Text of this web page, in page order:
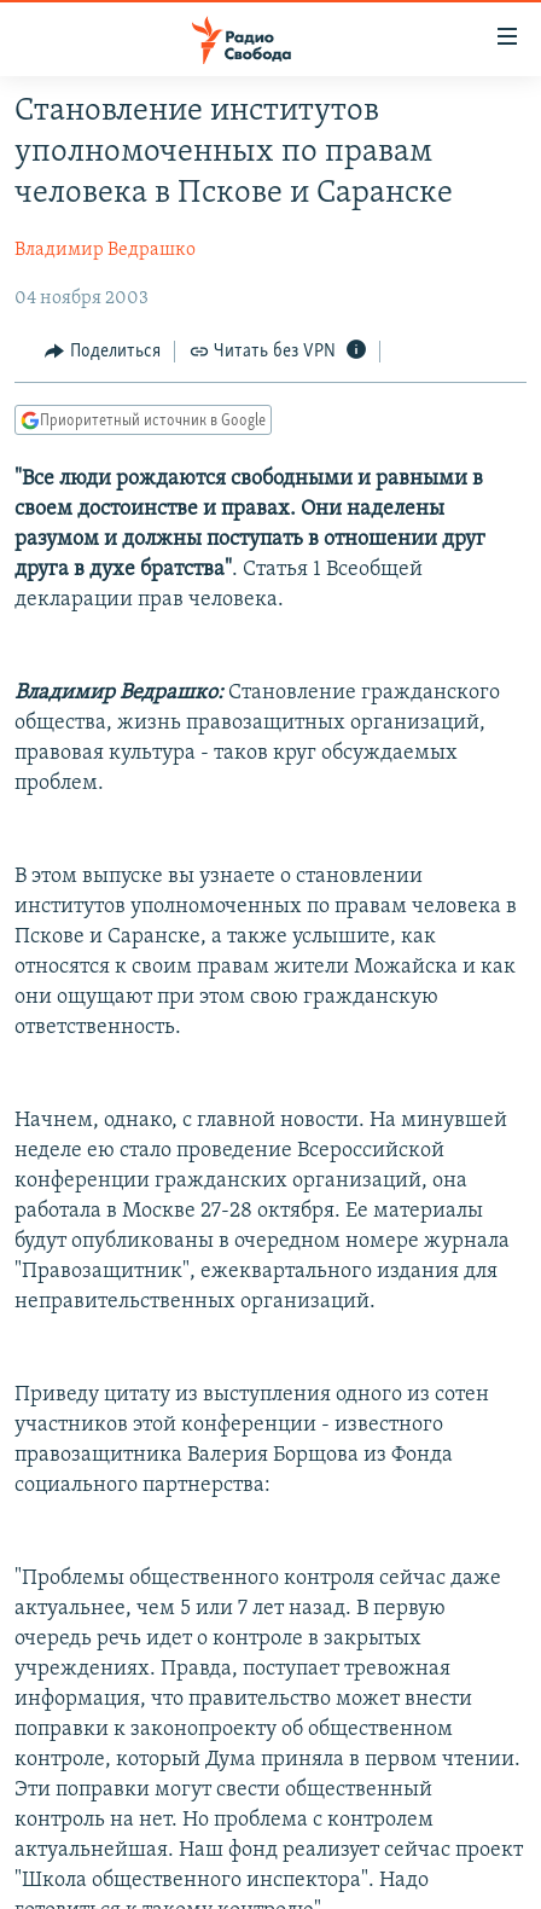
упрощенного
доступа
основному
Вернутся
главной
навигации
Вернутся
поиску
ПОДКАСТЫ
ЦИТАТЫ СВОБОДЫ
МНЕНИЯ
КУЛЬТУРА
IDEL.РЕАЛИИ
КАВКАЗ.РЕАЛИИ
СЕВЕР.РЕАЛИИ
СИБИРЬ.РЕАЛИИ
РАСПИСАНИЕ ВЕЩАНИЯ
ПОДПИШИТЕСЬ НА РАССЫЛКУ
Cтановление институтов
уполномоченных по правам
человека в Пскове и Саранске
Владимир Ведрашко
04 ноября 2003
Поделиться Читать без VPN
Приоритетный источник в Google
"Все люди рождаются свободными и равными в
своем достоинстве и правах. Они наделены
разумом и должны поступать в отношении друг
друга в духе братства". Статья 1 Всеобщей
декларации прав человека.
Владимир Ведрашко:Становление гражданского
общества, жизнь правозащитных организаций,
правовая культура - таков круг обсуждаемых
проблем.
В этом выпуске вы узнаете о становлении
институтов уполномоченных по правам человека в
Пскове и Саранске, а также услышите, как
относятся к своим правам жители Можайска и как
они ощущают при этом свою гражданскую
ответственность.
Начнем, однако, с главной новости. На минувшей
неделе ею стало проведение Всероссийской
конференции гражданских организаций, она
работала в Москве 27-28 октября. Ее материалы
будут опубликованы в очередном номере журнала
"Правозащитник", ежеквартального издания для
неправительственных организаций.
Приведу цитату из выступления одного из сотен
участников этой конференции - известного
правозащитника Валерия Борщова из Фонда
социального партнерства:
"Проблемы общественного контроля сейчас даже
актуальнее, чем 5 или 7 лет назад. В первую
очередь речь идет о контроле в закрытых
учреждениях. Правда, поступает тревожная
информация, что правительство может внести
поправки к законопроекту об общественном
контроле, который Дума приняла в первом чтении.
Эти поправки могут свести общественный
контроль на нет. Но проблема с контролем
актуальнейшая. Наш фонд реализует сейчас проект
"Школа общественного инспектора". Надо